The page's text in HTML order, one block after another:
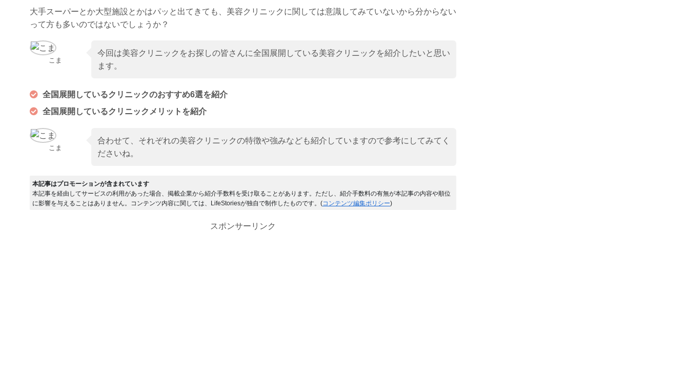
大手スーパーとか大型施設とかはパッと出てきても、美容クリニックに関しては意識してみていないから分からない
って方も多いのではないでしょうか？
こま
今回は美容クリニックをお探しの皆さんに全国展開している美容クリニックを紹介したいと思い
ます。
全国展開しているクリニックのおすすめ6選を紹介
全国展開しているクリニックメリットを紹介
こま
合わせて、それぞれの美容クリニックの特徴や強みなども紹介していますので参考にしてみてく
ださいね。
本記事はプロモーションが含まれています
本記事を経由してサービスの利用があった場合、掲載企業から紹介手数料を受け取ることがあります。ただし、紹介手数料の有無が本記事の内容や順位
に影響を与えることはありません。コンテンツ内容に関しては、LifeStoriesが独自で制作したものです。(コンテンツ編集ポリシー)
スポンサーリンク